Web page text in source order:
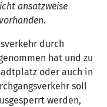
ansatzweise
durch
hat und zu
oder auch in
soll
werden,